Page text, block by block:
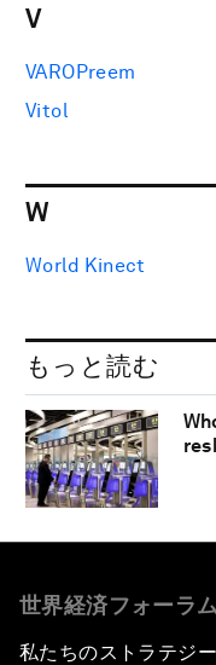
V
VAROPreem
Vitol
W
World Kinect
もっと読む
世界経済フォーラ
私たちのストラテジー